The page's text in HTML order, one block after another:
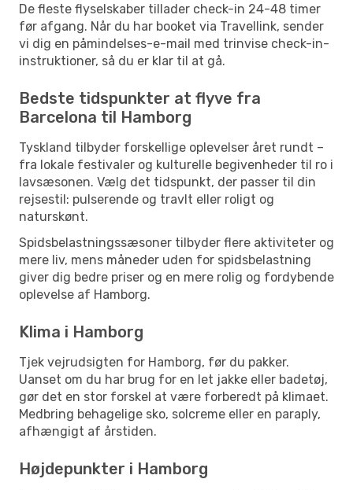
De fleste flyselskaber tillader check-in 24-48 timer
før afgang. Når du har booket via Travellink, sender
vi dig en påmindelses-e-mail med trinvise check-in-
instruktioner, så du er klar til at gå.
Bedste tidspunkter at flyve fra
Barcelona til Hamborg
Tyskland tilbyder forskellige oplevelser året rundt –
fra lokale festivaler og kulturelle begivenheder til ro i
lavsæsonen. Vælg det tidspunkt, der passer til din
rejsestil: pulserende og travlt eller roligt og
naturskønt.
Spidsbelastningssæsoner tilbyder flere aktiviteter og
mere liv, mens måneder uden for spidsbelastning
giver dig bedre priser og en mere rolig og fordybende
oplevelse af Hamborg.
Klima i Hamborg
Tjek vejrudsigten for Hamborg, før du pakker.
Uanset om du har brug for en let jakke eller badetøj,
gør det en stor forskel at være forberedt på klimaet.
Medbring behagelige sko, solcreme eller en paraply,
afhængigt af årstiden.
Højdepunkter i Hamborg